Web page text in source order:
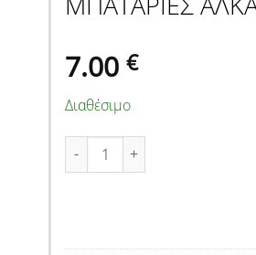
7.00 €
Διαθέσιμο
ΜΠΑΤΑΡΙΕΣ ΑΛΚΑΛΙΚΕΣ ΑΑΑ